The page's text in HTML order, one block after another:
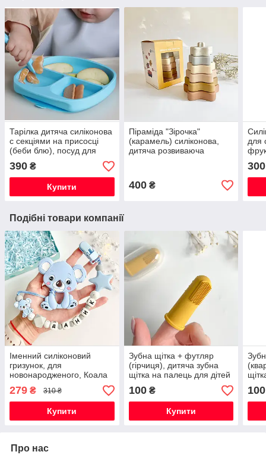
Тарілка дитяча силіконова
с секціями на присосці
(беби блю), посуд для
дітей силіконовий
390 ₴
Купити
Піраміда "Зірочка"
(карамель) силіконова,
дитяча розвиваюча
400₴
для
блю)
300
Подібні товари компанії
Іменний силіконовий
гризунок, для
новонародженого, Коала
279 ₴ 310 ₴
Купити
Зубна щітка + футляр
(гірчиця), дитяча зубна
щітка на палець для дітей
100₴
Купити
100
Про нас